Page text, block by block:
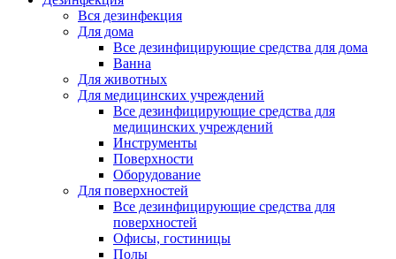
Вся дезинфекция
Для дома
Все дезинфицирующие средства для дома
Ванна
Для животных
Для медицинских учреждений
Все дезинфицирующие средства для
медицинских учреждений
Инструменты
Поверхности
Оборудование
Для поверхностей
Все дезинфицирующие средства для
поверхностей
Офисы, гостиницы
Полы